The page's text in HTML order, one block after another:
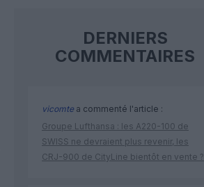
DERNIERS
COMMENTAIRES
vicomtea commenté l'article :
Groupe Lufthansa : les A220-100 de
SWISS ne devraient plus revenir, les
CRJ-900 de CityLine bientôt en vente ?